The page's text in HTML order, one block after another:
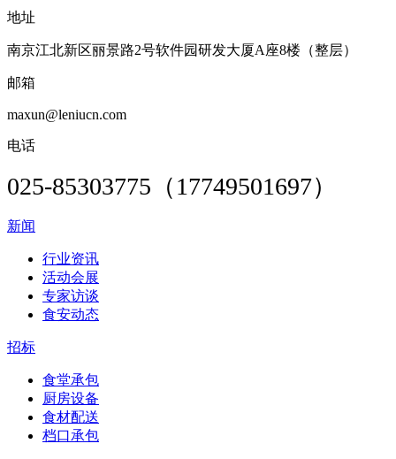
地址
南京江北新区丽景路2号软件园研发大厦A座8楼（整层）
邮箱
maxun@leniucn.com
电话
025-85303775（17749501697）
新闻
行业资讯
活动会展
专家访谈
食安动态
招标
食堂承包
厨房设备
食材配送
档口承包